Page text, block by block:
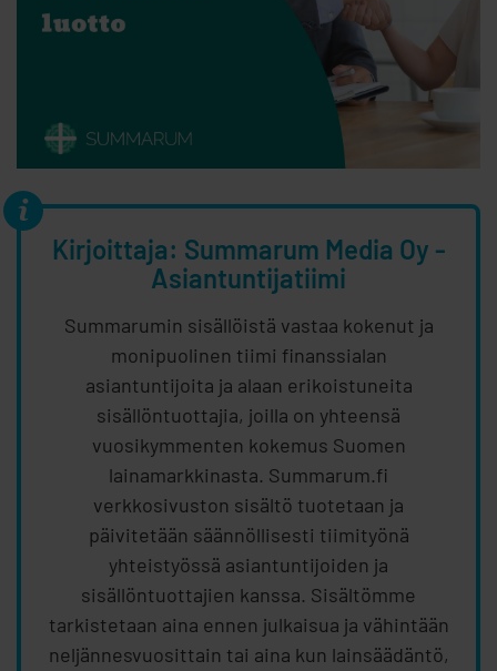
Kirjoittaja: Summarum Media Oy -
Asiantuntijatiimi
Summarumin sisällöistä vastaa kokenut ja
monipuolinen tiimi finanssialan
asiantuntijoita ja alaan erikoistuneita
sisällöntuottajia, joilla on yhteensä
vuosikymmenten kokemus Suomen
lainamarkkinasta. Summarum.fi
verkkosivuston sisältö tuotetaan ja
päivitetään säännöllisesti tiimityönä
yhteistyössä asiantuntijoiden ja
sisällöntuottajien kanssa. Sisältömme
tarkistetaan aina ennen julkaisua ja vähintään
neljännesvuosittain tai aina kun lainsäädäntö,